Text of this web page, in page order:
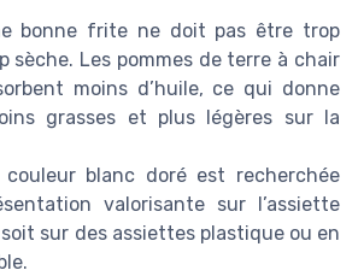
bonne frite ne doit pas être trop
sèche. Les pommes de terre à chair
moins d’huile, ce qui donne
grasses et plus légères sur la
blanc doré est recherchée
valorisante sur l’assiette
sur des assiettes plastique ou en